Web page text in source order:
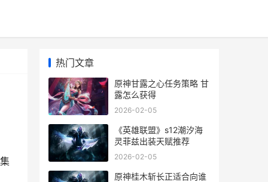
热门文章
原神甘露之心任务策略 甘
露怎么获得
2026-02-05
《英雄联盟》s12潮汐海
灵菲兹出装天赋推荐
2026-02-05
原神桂木斩长正适合向谁